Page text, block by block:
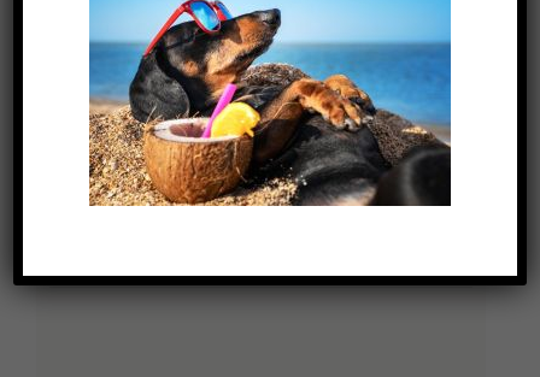
18:45 - 19:45
Kosten:
Evenement Categorie:
Event